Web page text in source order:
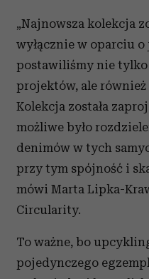
„Najnowsza kolekcja
wyłącznie w oparciu o
postawiliśmy nie
projektów, ale
Kolekcja została
możliwe było
denimów w tych
przy tym spójność i
mówi Marta Lipka-
Circularity.
To ważne, bo
pojedynczego